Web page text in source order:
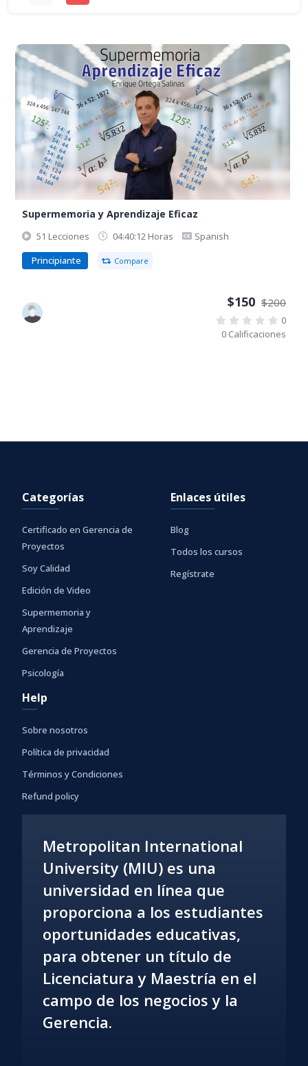
Supermemoria y Aprendizaje Eficaz
51 Lecciones 04:40:12 Horas
Spanish
Principiante
Compare
$150 $200
0
0 Calificaciones
Categorías
Certificado en Gerencia de
Proyectos
Soy Calidad
Edición de Video
Supermemoria y
Aprendizaje
Gerencia de Proyectos
Psicología
Enlaces útiles
Blog
Todos los cursos
Regístrate
Help
Sobre nosotros
Política de privacidad
Términos y Condiciones
Refund policy
Metropolitan International
University (MIU) es una
universidad en línea que
proporciona a los estudiantes
oportunidades educativas,
para obtener un título de
Licenciatura y Maestría en el
campo de los negocios y la
Gerencia.